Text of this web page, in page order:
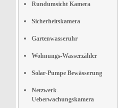
Rundumsicht Kamera
Sicherheitskamera
Gartenwasseruhr
Wohnungs-Wasserzähler
Solar-Pumpe Bewässerung
Netzwerk-
Ueberwachungskamera